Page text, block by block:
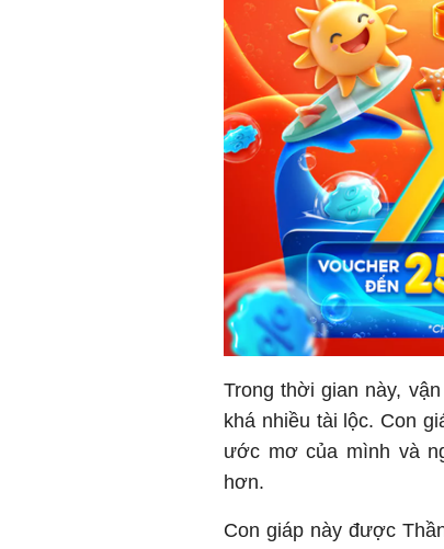
Trong thời gian này,
khá nhiều tài lộc. Con
ước mơ của mình và
hơn.
Con giáp này được